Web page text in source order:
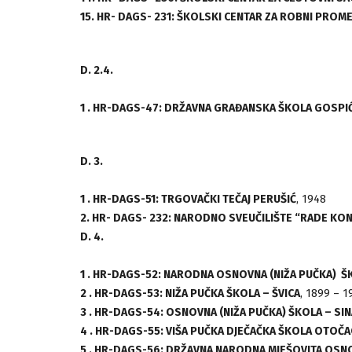
15. HR- DAGS- 231: ŠKOLSKI CENTAR ZA ROBNI
D. 2.4.
1 . HR-DAGS-47: DRŽAVNA GRAĐANSKA ŠKOLA
D. 3.
1 . HR-DAGS-51: TRGOVAČKI TEČAJ PERUŠIĆ, 1948
2. HR- DAGS- 232: NARODNO SVEUČILIŠTE “RADE
D. 4.
1 . HR-DAGS-52: NARODNA OSNOVNA (NIŽA PUČKA)
2 . HR-DAGS-53: NIŽA PUČKA ŠKOLA – ŠVICA, 1899 –
3 . HR-DAGS-54: OSNOVNA (NIŽA PUČKA) ŠKOLA –
4 . HR-DAGS-55: VIŠA PUČKA DJEČAČKA ŠKOLA